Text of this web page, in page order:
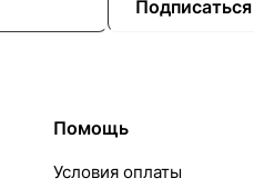
Подписаться
Помощь
Условия оплаты